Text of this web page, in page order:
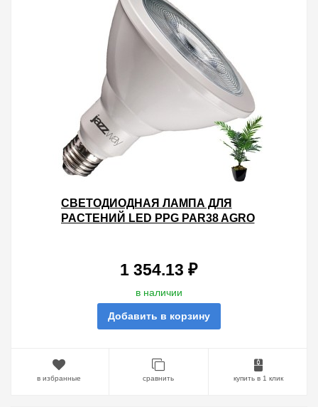
СВЕТОДИОДНАЯ ЛАМПА ДЛЯ
РАСТЕНИЙ LED PPG PAR38 AGRO
1 354.13 ₽
в наличии
Добавить в корзину
в избранные сравнить купить в 1 клик